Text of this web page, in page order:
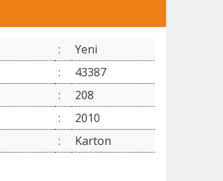
:
Yeni
:
43387
:
208
:
2010
: Karton